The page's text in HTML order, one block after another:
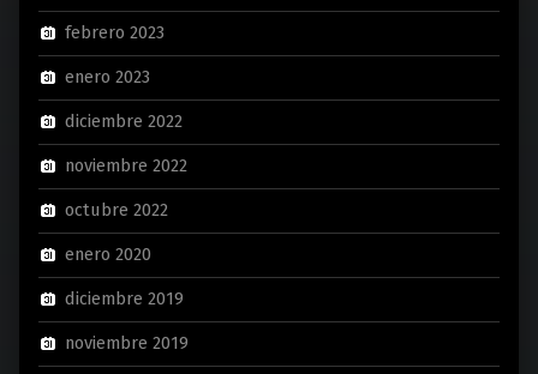
febrero 2023
enero 2023
diciembre 2022
noviembre 2022
octubre 2022
enero 2020
diciembre 2019
noviembre 2019